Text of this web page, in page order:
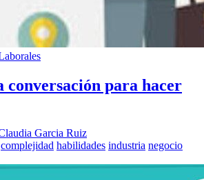
conversación para hacer
Garcia Ruiz
complejidad habilidades industria negocio